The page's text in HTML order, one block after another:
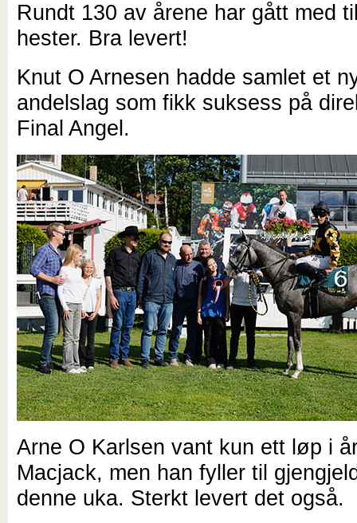
Rundt 130 av årene har gått med
hester. Bra levert!
Knut O Arnesen hadde samlet et
andelslag som fikk suksess på
Final Angel.
Arne O Karlsen vant kun ett løp i
Macjack, men han fyller til
denne uka. Sterkt levert det også.